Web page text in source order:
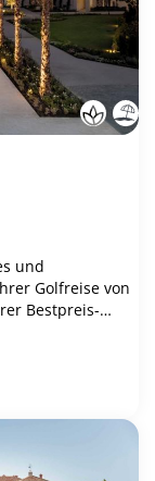
und
Golfreise von
Bestpreis-